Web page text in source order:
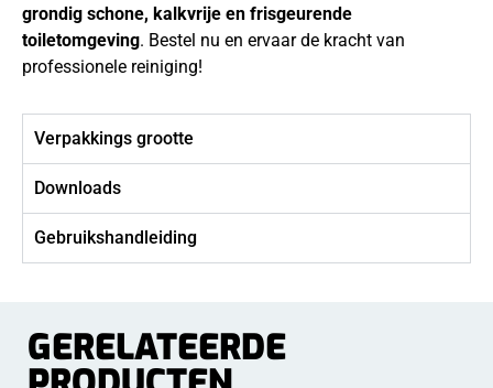
grondig schone, kalkvrije en frisgeurende
toiletomgeving. Bestel nu en ervaar de kracht van
professionele reiniging!
Verpakkings grootte
Downloads
Gebruikshandleiding
GERELATEERDE